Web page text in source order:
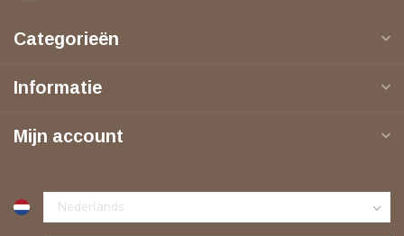
Categorieën
Informatie
Mijn account